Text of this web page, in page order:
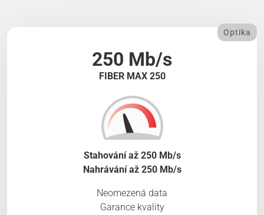
250 Mb/s
FIBER MAX 250
Optika
Stahování až 250 Mb/s
Nahrávání až 250 Mb/s
Neomezená data
Garance kvality